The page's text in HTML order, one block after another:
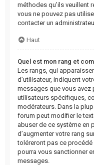
méthodes qu’ils veuillent
vous ne pouvez pas
contacter un
Haut
Quel est mon rang et
Les rangs, qui
d’utilisateur, indiquent
messages que vous
utilisateurs spécifiques,
modérateurs. Dans la
forum peut modifier le
abuser de ce système en
d’augmenter votre rang
toléreront pas ce
pourra vous sanctionner
messages.